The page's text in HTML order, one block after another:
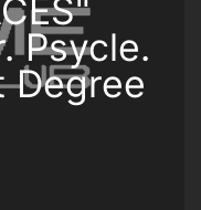
Psycle.
Degree